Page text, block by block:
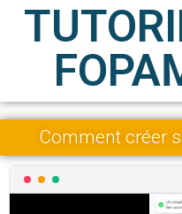
Comment créer